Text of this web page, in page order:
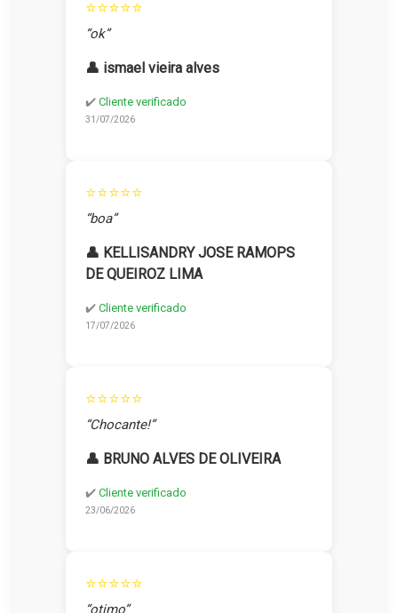
⭐⭐⭐⭐⭐
“ok”
👤 ismael vieira alves
✔️ Cliente verificado
31/07/2026
⭐⭐⭐⭐⭐
“boa”
👤 KELLISANDRY JOSE RAMOPS
DE QUEIROZ LIMA
✔️ Cliente verificado
17/07/2026
⭐⭐⭐⭐⭐
“Chocante!”
👤 BRUNO ALVES DE OLIVEIRA
✔️ Cliente verificado
23/06/2026
⭐⭐⭐⭐⭐
“otimo”